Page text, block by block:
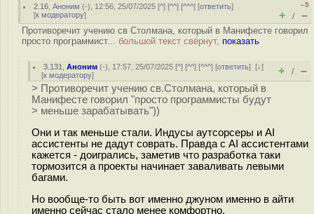
2.16 ,Аноним (-), 12:56, 25/07/2025 [^] [^^] [^^^] [ответить]
[к модератору]
–5
+ / –
Противоречит учению св Столмана, который в Манифесте говорил
просто программист... большой текст свёрнут, показать
3.131 ,Аноним (-), 17:57, 25/07/2025 [^] [^^] [^^^] [ответить][↓]
[к модератору] + / –
> Противоречит учению св.Столмана, который в
Манифесте говорил "просто программисты будут
> меньше зарабатывать"))
Они и так меньше стали. Индусы аутсорсеры и AI
ассистенты не дадут соврать. Правда с AI ассистентами
кажется - доигрались, заметив что разработка таки
тормозится а проекты начинает заваливать левыми
багами.
Но вообще-то быть вот именно джуном именно в айти
именно сейчас стало менее комфортно.